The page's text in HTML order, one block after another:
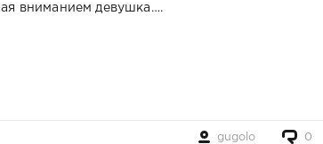
вниманием девушка….
gugolo 0